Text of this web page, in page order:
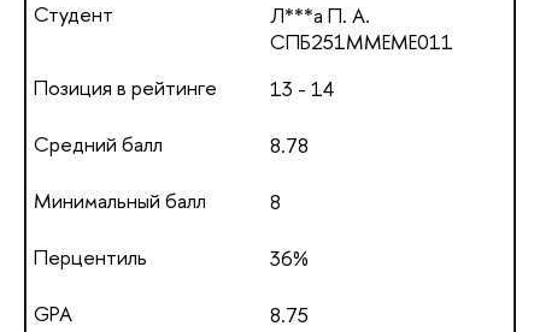
Л***а П. А.
СПБ251ММЕМЕ011
13 - 14
8.78
8
36%
8.75